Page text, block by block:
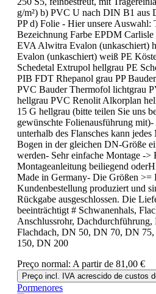
g/m²) b) PVC U nach DIN B1 aus
PP d) Folie - Hier unsere Auswahl:
Bezeichnung Farbe EPDM
EVA Alwitra Evalon (unkaschiert)
Evalon (unkaschiert) weiß PE
Schedetal Extrupol hellgrau PE
PIB FDT Rhepanol grau PP
PVC Bauder Thermofol lichtgrau
hellgrau PVC Renolit Alkorplan
15 G hellgrau (bitte teilen Sie uns
gewünschte Folienausführung
unterhalb des Flansches kann
Bogen in der gleichen DN-Größe
werden- Sehr einfache Montage ->
Montageanleitung beiliegend
Made in Germany- Die Größen >=
Kundenbestellung produziert und
Rückgabe ausgeschlossen. Die
beeinträchtigt # Schwanenhals,
Anschlussrohr, Dachdurchführung,
Flachdach, DN 50, DN 70, DN
150, DN 200
Preço normal: A partir de 81,00 €
Preço incl. IVA acrescido de custos
Pormenores